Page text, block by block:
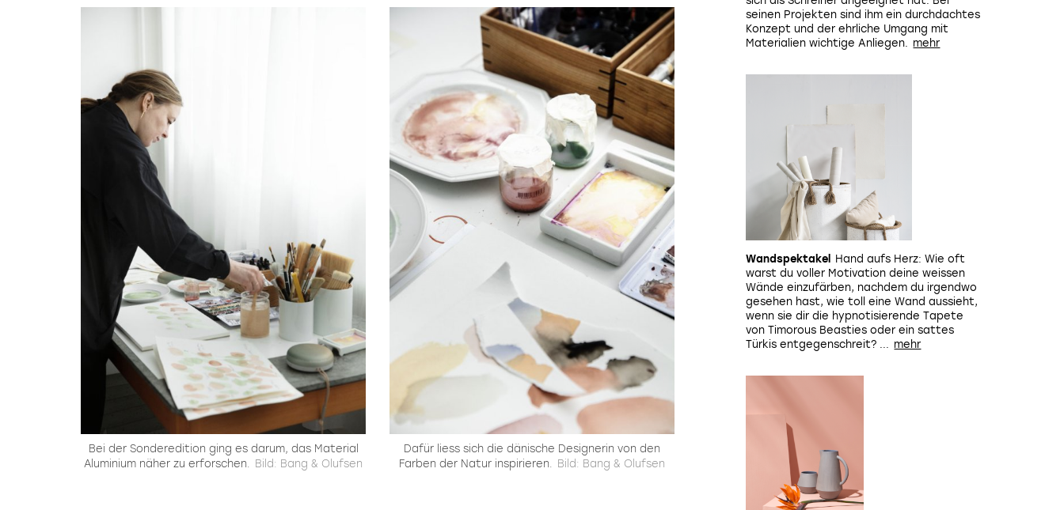
Bei der Sonderedition ging es darum, das Material
Aluminium näher zu erforschen. Bild: Bang & Olufsen
Dafür liess sich die dänische Designerin von den
Farben der Natur inspirieren. Bild: Bang & Olufsen
seinen Projekten sind ihm ein durchdachtes
Konzept und der ehrliche Umgang mit
Materialien wichtige Anliegen.
Wandspektakel
Hand aufs Herz: Wie oft
warst du voller Motivation deine weissen
Wände einzufärben, nachdem du irgendwo
gesehen hast, wie toll eine Wand aussieht,
wenn sie dir die hypnotisierende Tapete
von Timorous Beasties oder ein sattes
Türkis entgegenschreit? ...